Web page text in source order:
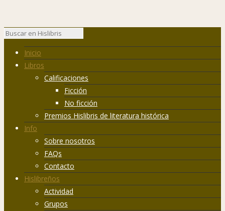
Inicio
Libros
Calificaciones
Ficción
No ficción
Premios Hislibris de literatura histórica
Info
Sobre nosotros
FAQs
Contacto
Hislibreños
Actividad
Grupos